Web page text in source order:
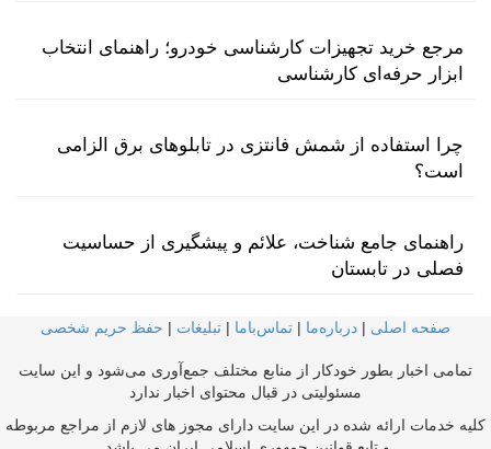
مرجع خرید تجهیزات کارشناسی خودرو؛ راهنمای انتخاب
ابزار حرفه‌ای کارشناسی
چرا استفاده از شمش فانتزی در تابلوهای برق الزامی
است؟
راهنمای جامع شناخت، علائم و پیشگیری از حساسیت
فصلی در تابستان
صفحه اصلی | درباره‌ما | تماس‌با‌ما | تبلیغات | حفظ حریم شخصی
تمامی اخبار بطور خودکار از منابع مختلف جمع‌آوری می‌شود و این سایت
مسئولیتی در قبال محتوای اخبار ندارد
کلیه خدمات ارائه شده در این سایت دارای مجوز های لازم از مراجع مربوطه